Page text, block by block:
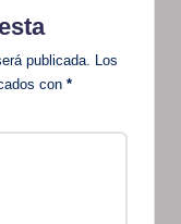
publicada. Los
con *